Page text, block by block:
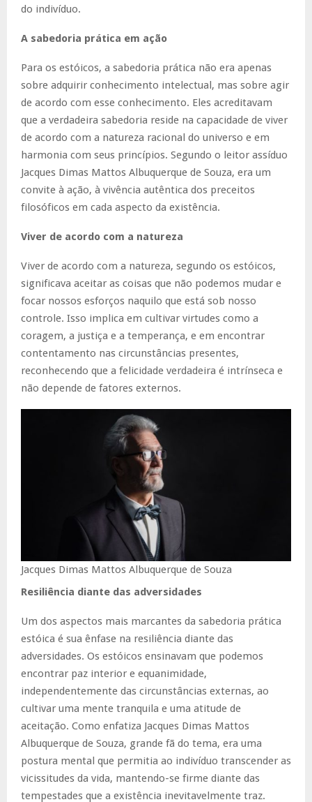
do indivíduo.
A sabedoria prática em ação
Para os estóicos, a sabedoria prática não era apenas
sobre adquirir conhecimento intelectual, mas sobre agir
de acordo com esse conhecimento. Eles acreditavam
que a verdadeira sabedoria reside na capacidade de viver
de acordo com a natureza racional do universo e em
harmonia com seus princípios. Segundo o leitor assíduo
Jacques Dimas Mattos Albuquerque de Souza, era um
convite à ação, à vivência autêntica dos preceitos
filosóficos em cada aspecto da existência.
Viver de acordo com a natureza
Viver de acordo com a natureza, segundo os estóicos,
significava aceitar as coisas que não podemos mudar e
focar nossos esforços naquilo que está sob nosso
controle. Isso implica em cultivar virtudes como a
coragem, a justiça e a temperança, e em encontrar
contentamento nas circunstâncias presentes,
reconhecendo que a felicidade verdadeira é intrínseca e
não depende de fatores externos.
Jacques Dimas Mattos Albuquerque de Souza
Resiliência diante das adversidades
Um dos aspectos mais marcantes da sabedoria prática
estóica é sua ênfase na resiliência diante das
adversidades. Os estóicos ensinavam que podemos
encontrar paz interior e equanimidade,
independentemente das circunstâncias externas, ao
cultivar uma mente tranquila e uma atitude de
aceitação. Como enfatiza Jacques Dimas Mattos
Albuquerque de Souza, grande fã do tema, era uma
postura mental que permitia ao indivíduo transcender as
vicissitudes da vida, mantendo-se firme diante das
tempestades que a existência inevitavelmente traz.